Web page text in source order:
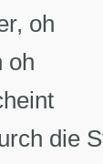
oh
oh
die